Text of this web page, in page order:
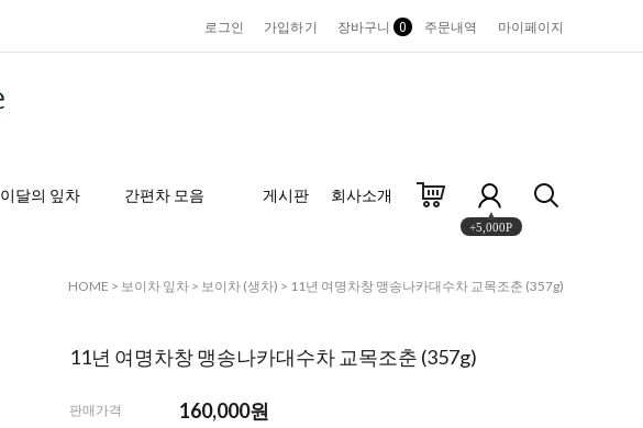
로그인 가입하기 장바구니 0 주문내역 마이페이지
이달의 잎차 간편차 모음 게시판 회사소개
+5,000P
HOME > 보이차 잎차 > 보이차 (생차) > 11년 여명차창 맹송나카대수차 교목조춘 (357g)
11년 여명차창 맹송나카대수차 교목조춘 (357g)
판매가격 160,000원